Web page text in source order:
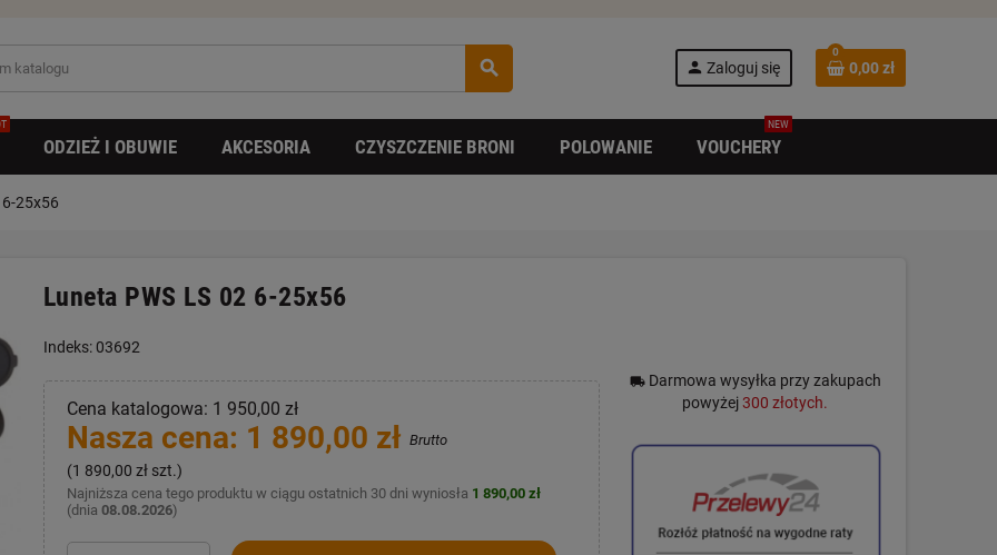
search person Zaloguj się
0
0,00 zł
ODZIEŻ I OBUWIE AKCESORIA CZYSZCZENIE BRONI POLOWANIE VOUCHERY
NEW
6-25x56
Luneta PWS LS 02 6-25x56
Indeks: 03692
Cena katalogowa: 1 950,00 zł
Nasza cena: 1 890,00 zł Brutto
(1 890,00 zł szt.)
Najniższa cena tego produktu w ciągu ostatnich 30 dni wyniosła 1 890,00 zł
(dnia 08.08.2026)
local_shippingDarmowa wysyłka przy zakupach
powyżej300 złotych.